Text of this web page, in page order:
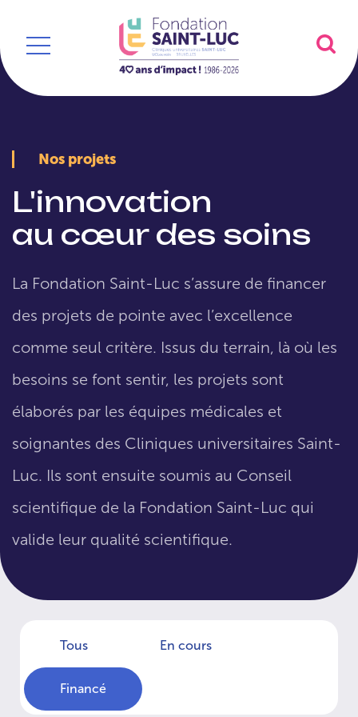
Nos projets
L'innovation
au cœur des soins
La Fondation Saint-Luc s’assure de financer
des projets de pointe avec l’excellence
comme seul critère. Issus du terrain, là où les
besoins se font sentir, les projets sont
élaborés par les équipes médicales et
soignantes des Cliniques universitaires Saint-
Luc. Ils sont ensuite soumis au Conseil
scientifique de la Fondation Saint-Luc qui
valide leur qualité scientifique.
Tous En cours
Financé